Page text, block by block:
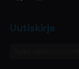
Uutiskirje